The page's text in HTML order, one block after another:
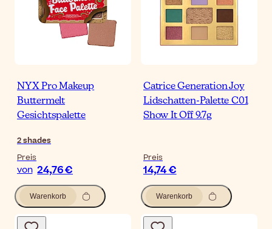
NYX Pro Makeup
Buttermelt
Gesichtspalette
2shades
Preis
von 24,76 €
Warenkorb
Catrice Generation Joy
Lidschatten-Palette C01
Show It Off 9.7g
Preis
14,74 €
Warenkorb